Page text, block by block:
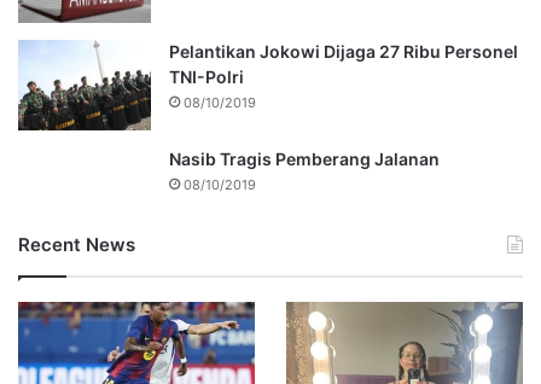
Pelantikan Jokowi Dijaga 27 Ribu Personel
TNI-Polri
08/10/2019
Nasib Tragis Pemberang Jalanan
08/10/2019
Recent News